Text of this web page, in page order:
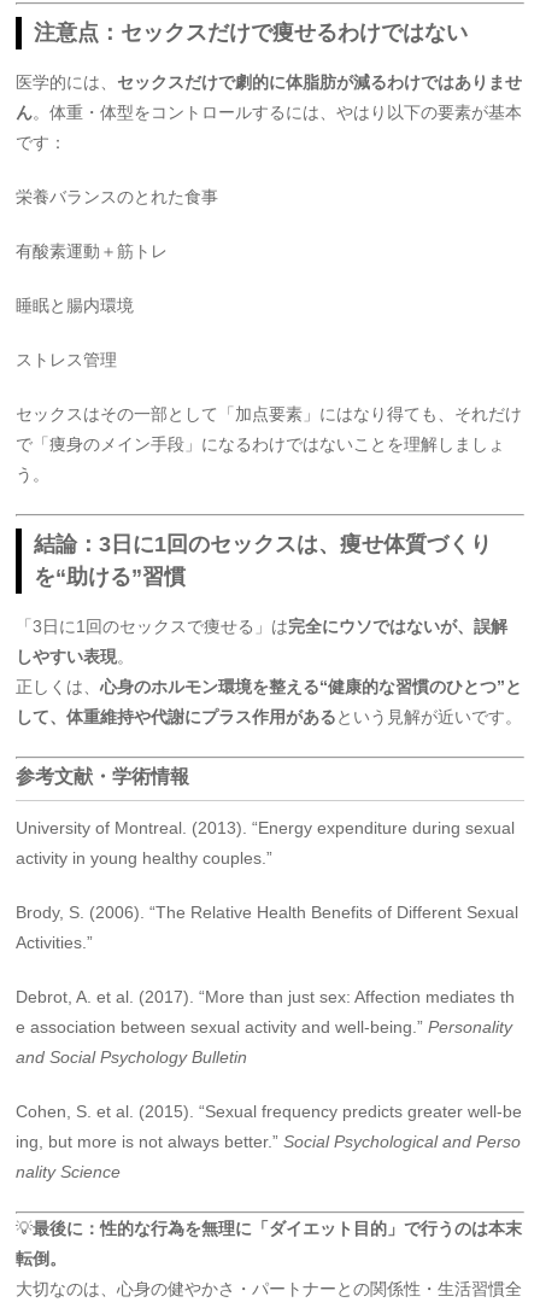
注意点：セックスだけで痩せるわけではない
医学的には、 セックスだけで劇的に体脂肪が減るわけではありませ
ん。体重・体型をコントロールするには、やはり以下の要素が基本
です：
栄養バランスのとれた食事
有酸素運動＋筋トレ
睡眠と腸内環境
ストレス管理
セックスはその一部として「加点要素」にはなり得ても、それだけ
で「痩身のメイン手段」になるわけではないことを理解しましょ
う。
結論：3日に1回のセックスは、痩せ体質づくり
を“助ける”習慣
「3日に1回のセックスで痩せる」は完全にウソではないが、誤解
しやすい表現。
正しくは、心身のホルモン環境を整える“健康的な習慣のひとつ”と
して、体重維持や代謝にプラス作用があるという見解が近いです。
参考文献・学術情報
University of Montreal. (2013). “Energy expenditure during sexual
activity in young healthy couples.”
Brody, S. (2006). “The Relative Health Benefits of Different Sexual
Activities.”
Debrot, A. et al. (2017). “More than just sex: Affection mediates th
e association between sexual activity and well-being.”Personality
and Social Psychology Bulletin
Cohen, S. et al. (2015). “Sexual frequency predicts greater well-be
ing, but more is not always better.”Social Psychological and Perso
nality Science
💡最後に：性的な行為を無理に「ダイエット目的」で行うのは本末
転倒。
大切なのは、心身の健やかさ・パートナーとの関係性・生活習慣全